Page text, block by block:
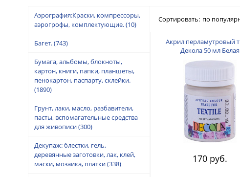
Аэрография:Краски, компрессоры,
аэрогрофы, комплектующие.(10)
Багет.(743)
Бумага, альбомы, блокноты,
картон, книги, папки, планшеты,
пенокартон, паспарту, склейки.
(1890)
Грунт, лаки, масло, разбавители,
пасты, вспомагательные средства
для живописи(300)
Декупаж: блестки, гель,
деревянные заготовки, лак, клей,
маски, мозаика, платки(338)
Сортировать: по
Акрил перламутровый
Декола 50 мл Белая
170 руб.